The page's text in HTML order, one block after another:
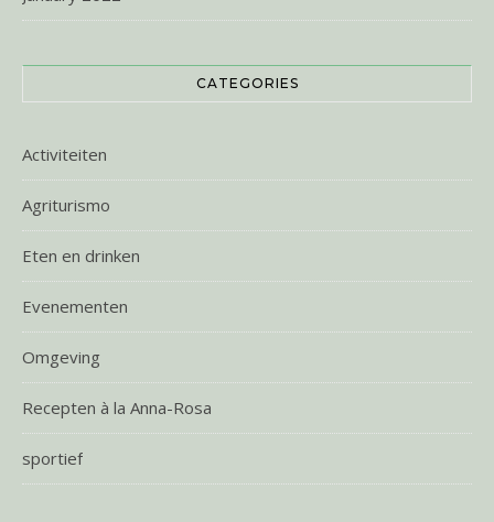
CATEGORIES
Activiteiten
Agriturismo
Eten en drinken
Evenementen
Omgeving
Recepten à la Anna-Rosa
sportief